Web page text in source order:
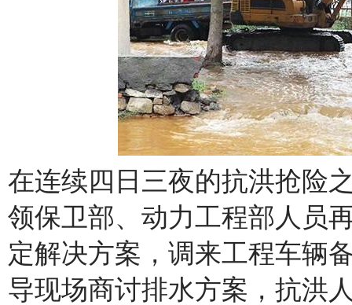
在连续四日三夜的抗洪抢险
领保卫部、动力工程部人员
定解决方案，调来工程车辆
导现场商讨排水方案，抗洪